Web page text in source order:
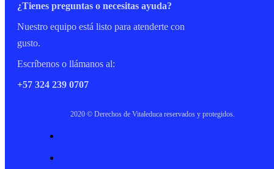
¿Tienes preguntas o necesitas ayuda?
Nuestro equipo está listo para atenderte con
gusto.
Escríbenos o llámanos al:
+57 324 239 0707
2020 © Derechos de Vitaleduca reservados y protegidos.